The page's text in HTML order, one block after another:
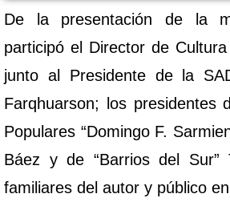
De la presentación de la
participó el Director de
junto al Presidente de la
Farqhuarson; los presidentes
Populares “Domingo F.
Báez y de “Barrios del Sur”
familiares del autor y público